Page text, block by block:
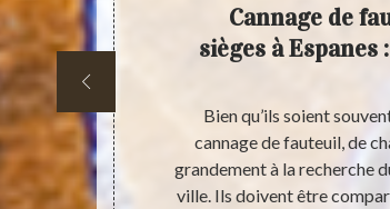
et
de
31, il est
le domaine
Espanes. Il
À l’écoute
Cannage de
sièges à
Bien qu’ils soient
cannage de fauteuil, de
grandement à la recherche
ville. Ils doivent être